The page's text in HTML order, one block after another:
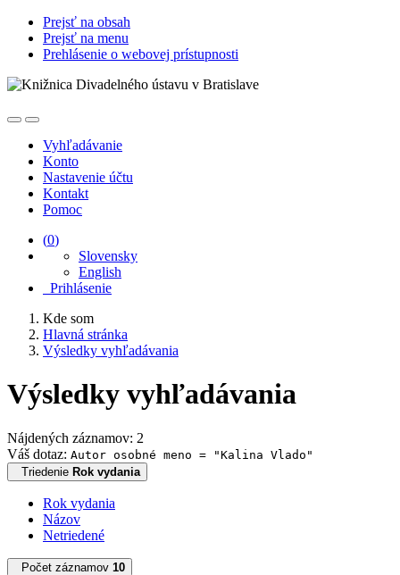
Prejsť na obsah
Prejsť na menu
Prehlásenie o webovej prístupnosti
Vyhľadávanie
Konto
Nastavenie účtu
Kontakt
Pomoc
(0)
Slovensky
English
Prihlásenie
Kde som
Hlavná stránka
Výsledky vyhľadávania
Výsledky vyhľadávania
Nájdených záznamov: 2
Váš dotaz: Autor osobné meno = "Kalina Vlado"
Triedenie Rok vydania
Rok vydania
Názov
Netriedené
Počet záznamov 10